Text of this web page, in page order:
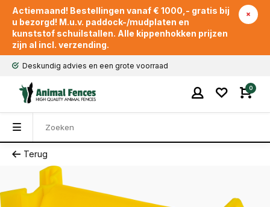
Actiemaand! Bestellingen vanaf € 1000,- gratis bij
u bezorgd! M.u.v. paddock-/mudplaten en
kunststof schuilstallen. Alle kippenhokken prijzen
zijn al incl. verzending.
Deskundig advies en een grote voorraad
0
Terug